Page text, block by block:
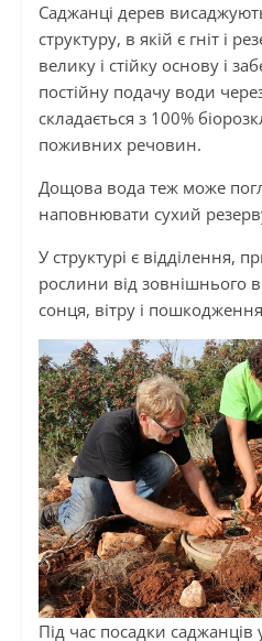
Саджанці дерев
структуру, в якій є гніт і
велику і стійку основу і
постійну подачу води
складається з 100%
поживних речовин.
Дощова вода теж може
наповнювати сухий
У структурі є відділення,
рослини від зовнішнього
сонця, вітру і
Під час посадки